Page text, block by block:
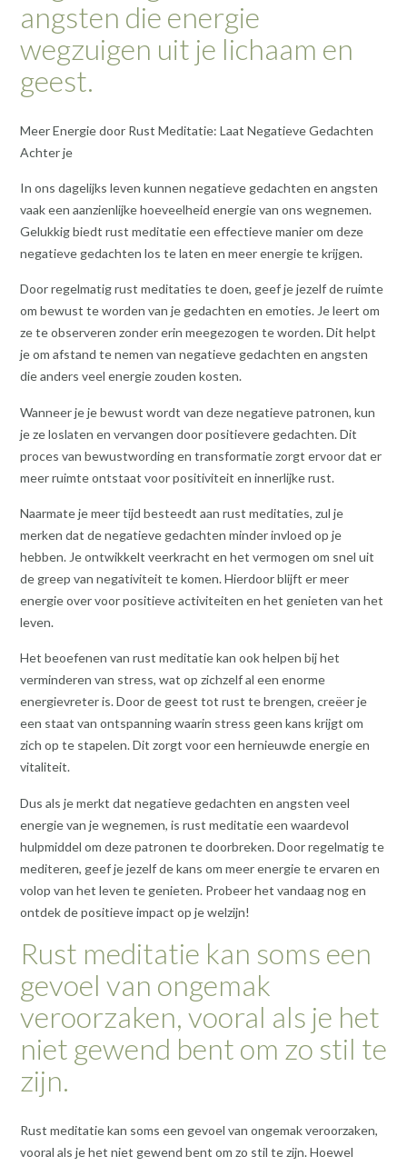
angsten die energie
wegzuigen uit je lichaam en
geest.
Meer Energie door Rust Meditatie: Laat Negatieve Gedachten
Achter je
In ons dagelijks leven kunnen negatieve gedachten en angsten
vaak een aanzienlijke hoeveelheid energie van ons wegnemen.
Gelukkig biedt rust meditatie een effectieve manier om deze
negatieve gedachten los te laten en meer energie te krijgen.
Door regelmatig rust meditaties te doen, geef je jezelf de ruimte
om bewust te worden van je gedachten en emoties. Je leert om
ze te observeren zonder erin meegezogen te worden. Dit helpt
je om afstand te nemen van negatieve gedachten en angsten
die anders veel energie zouden kosten.
Wanneer je je bewust wordt van deze negatieve patronen, kun
je ze loslaten en vervangen door positievere gedachten. Dit
proces van bewustwording en transformatie zorgt ervoor dat er
meer ruimte ontstaat voor positiviteit en innerlijke rust.
Naarmate je meer tijd besteedt aan rust meditaties, zul je
merken dat de negatieve gedachten minder invloed op je
hebben. Je ontwikkelt veerkracht en het vermogen om snel uit
de greep van negativiteit te komen. Hierdoor blijft er meer
energie over voor positieve activiteiten en het genieten van het
leven.
Het beoefenen van rust meditatie kan ook helpen bij het
verminderen van stress, wat op zichzelf al een enorme
energievreter is. Door de geest tot rust te brengen, creëer je
een staat van ontspanning waarin stress geen kans krijgt om
zich op te stapelen. Dit zorgt voor een hernieuwde energie en
vitaliteit.
Dus als je merkt dat negatieve gedachten en angsten veel
energie van je wegnemen, is rust meditatie een waardevol
hulpmiddel om deze patronen te doorbreken. Door regelmatig te
mediteren, geef je jezelf de kans om meer energie te ervaren en
volop van het leven te genieten. Probeer het vandaag nog en
ontdek de positieve impact op je welzijn!
Rust meditatie kan soms een
gevoel van ongemak
veroorzaken, vooral als je het
niet gewend bent om zo stil te
zijn.
Rust meditatie kan soms een gevoel van ongemak veroorzaken,
vooral als je het niet gewend bent om zo stil te zijn. Hoewel